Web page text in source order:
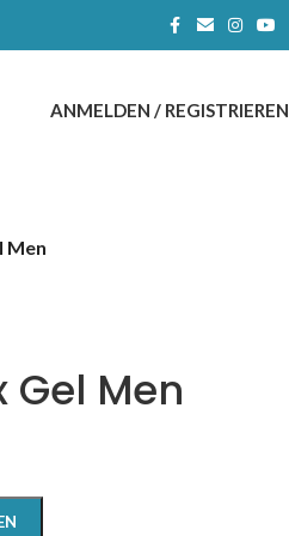
ANMELDEN / REGISTRIEREN
Men
Gel Men